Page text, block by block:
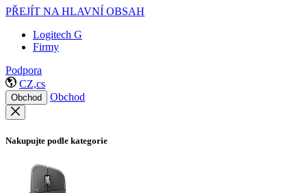
PŘEJÍT NA HLAVNÍ OBSAH
Logitech G
Firmy
Podpora
CZ,cs
Obchod Obchod
Nakupujte podle kategorie